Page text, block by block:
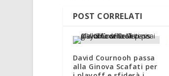
POST CORRELATI
David Cournooh passa
alla Ginova Scafati per